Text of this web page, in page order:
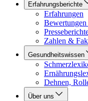
Erfahrungsberichte
Erfahrungen
Zahlen &
Gesundheitswissen
Dehnen,
Über uns